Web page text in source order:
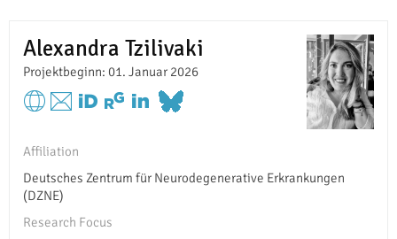
Alexandra Tzilivaki
Projektbeginn: 01. Januar 2026
Affiliation
Deutsches Zentrum für Neurodegenerative Erkrankungen
(DZNE)
Research Focus